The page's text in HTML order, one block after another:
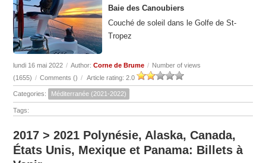
Baie des Canoubiers
Couché de soleil dans le Golfe de St-
Tropez
lundi 16 mai 2022 / Author:Corne de Brume / Number of views
(1655) / Comments () / Article rating: 2.0
Categories: Méditerranée (2021-2022)
Tags:
2017 > 2021 Polynésie, Alaska, Canada,
États Unis, Mexique et Panama: Billets à